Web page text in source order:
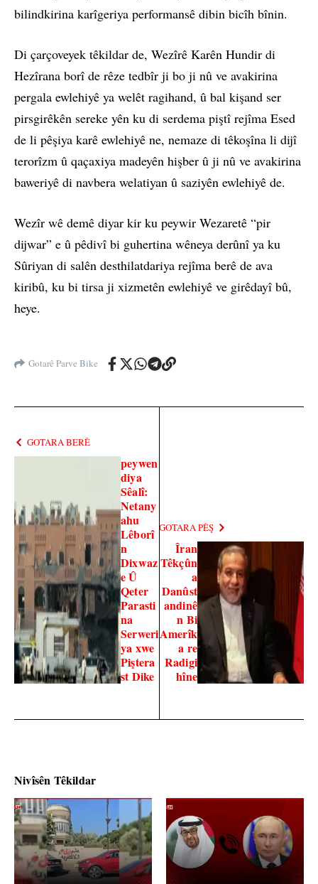
bilindkirina karîgeriya performansê dibin bicîh bînin.
Di çarçoveyek têkildar de, Wezîrê Karên Hundir di
Hezîrana borî de rêze tedbîr ji bo ji nû ve avakirina
pergala ewlehiyê ya welêt ragihand, û bal kişand ser
pirsgirêkên sereke yên ku di serdema piştî rejîma Esed
de li pêşiya karê ewlehiyê ne, nemaze di têkoşîna li dijî
terorîzm û qaçaxiya madeyên hişber û ji nû ve avakirina
baweriyê di navbera welatiyan û saziyên ewlehiyê de.
Wezîr wê demê diyar kir ku peywir Wezaretê “pir
dijwar” e û pêdivî bi guhertina wêneya derûnî ya ku
Sûriyan di salên desthilatdariya rejîma berê de ava
kiribû, ku bi tirsa ji xizmetên ewlehiyê ve girêdayî bû,
heye.
Gotarê Parve Bike
GOTARA BERÊ
peywen
diya
Sêalî:
Netany
ahu
Lêborî
n
Dixwaz
e Û
Qeter
Parasti
na
Serweri
ya xwe
Piştera
st Dike
GOTARA PÊŞ
Îran
Têkçûn
a
Danûst
andinê
n Bi
Amerîk
a re
Radigi
hîne
Nivîsên Têkildar